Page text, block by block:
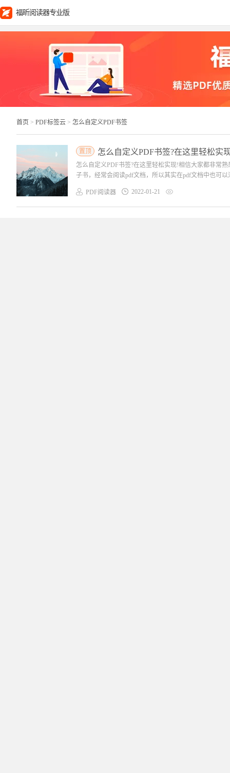
福昕阅读器专业版
首页 > PDF标签云 > 怎么自定义PDF书签
置顶 怎么自定义PDF书签?在这里轻松实
怎么自定义PDF书签?在这里轻松实现!相信大家都非常
子书，经常会阅读pdf文档，所以其实在pdf文档中也可
PDF阅读器 2022-01-21